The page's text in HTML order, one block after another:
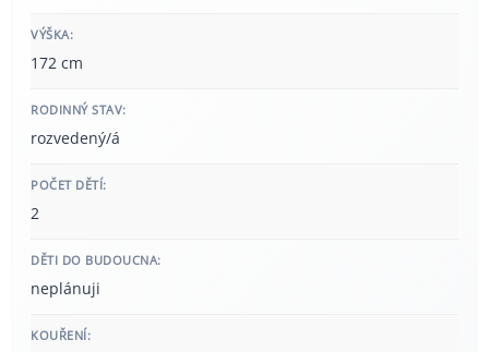
VÝŠKA:
172 cm
RODINNÝ STAV:
rozvedený/á
POČET DĚTÍ:
2
DĚTI DO BUDOUCNA:
neplánuji
KOUŘENÍ: